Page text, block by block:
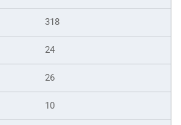
318
24
26
10